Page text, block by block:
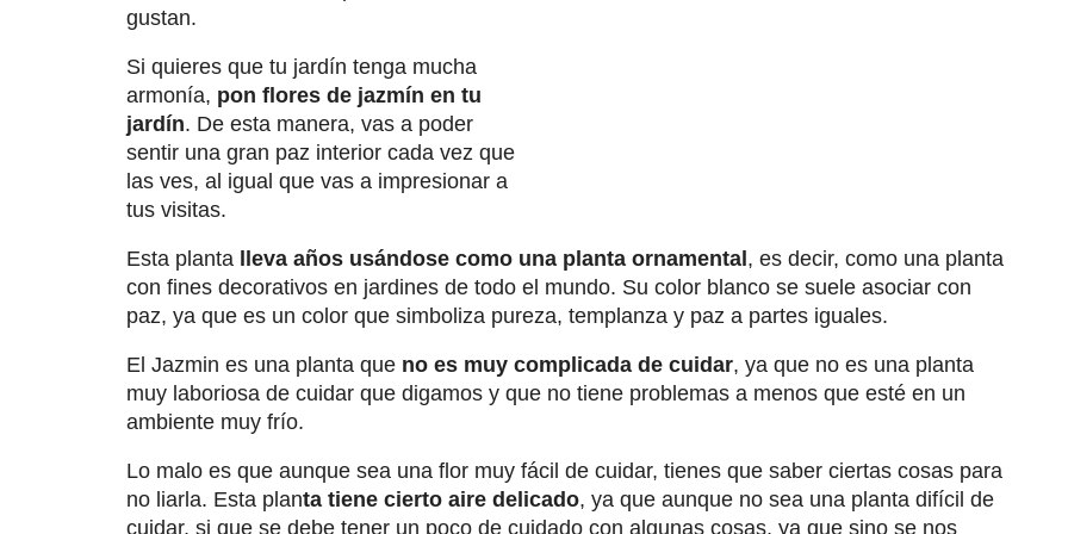
gustan.
Si quieres que tu jardín tenga mucha
armonía, pon flores de jazmín en tu
jardín. De esta manera, vas a poder
sentir una gran paz interior cada vez que
las ves, al igual que vas a impresionar a
tus visitas.
Esta planta lleva años usándose como una planta ornamental, es decir, como una planta
con fines decorativos en jardines de todo el mundo. Su color blanco se suele asociar con
paz, ya que es un color que simboliza pureza, templanza y paz a partes iguales.
El Jazmin es una planta que no es muy complicada de cuidar, ya que no es una planta
muy laboriosa de cuidar que digamos y que no tiene problemas a menos que esté en un
ambiente muy frío.
Lo malo es que aunque sea una flor muy fácil de cuidar, tienes que saber ciertas cosas para
no liarla. Esta planta tiene cierto aire delicado, ya que aunque no sea una planta difícil de
cuidar, si que se debe tener un poco de cuidado con algunas cosas, ya que sino se nos